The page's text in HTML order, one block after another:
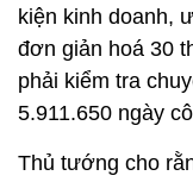
kiện kinh doanh,
đơn giản hoá 30
phải kiểm tra
5.911.650 ngày
Thủ tướng cho